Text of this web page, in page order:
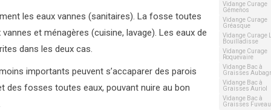
Vidange Curage
Gémenos
Vidange Curage
Gréasque
Vidange Curage
Bouilladisse
Vidange Curage
Roquevaire
Vidange Bac à
Graisses
Vidange Bac à
Graisses Auriol
Vidange Bac à
Graisses Fuveau
les eaux vannes (sanitaires). La fosse toutes
et ménagères (cuisine, lavage). Les eaux de
dans les deux cas.
importants peuvent s’accaparer des parois
des fosses toutes eaux, pouvant nuire au bon